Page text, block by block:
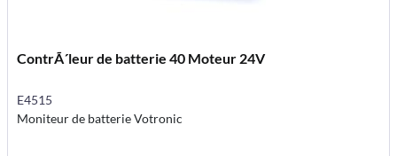
ContrÃ´leur de batterie 40 Moteur 24V
E4515
Moniteur de batterie Votronic